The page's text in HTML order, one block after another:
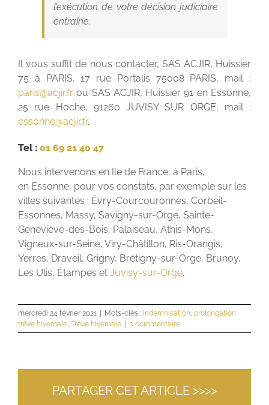
l’exécution de votre décision judiciaire
entraîne.
Il vous suffit de nous contacter, SAS ACJIR, Huissier
75 à PARIS, 17 rue Portalis 75008 PARIS, mail :
paris@acjir.fr ou SAS ACJIR, Huissier 91 en Essonne,
25 rue Hoche, 91260 JUVISY SUR ORGE, mail :
essonne@acjir.fr.
Tel : 01 69 21 40 47
Nous intervenons en Ile de France, à Paris,
en Essonne, pour vos constats, par exemple sur les
villes suivantes : Évry-Courcouronnes, Corbeil-
Essonnes, Massy, Savigny-sur-Orge, Sainte-
Geneviève-des-Bois, Palaiseau, Athis-Mons,
Vigneux-sur-Seine, Viry-Châtillon, Ris-Orangis,
Yerres, Draveil, Grigny, Brétigny-sur-Orge, Brunoy,
Les Ulis, Étampes et Juvisy-sur-Orge.
mercredi 24 février 2021 Mots-clés : indemnisation, prolongation
trêve hivernale, Trêve hivernale 0 commentaire
PARTAGER CET ARTICLE >>>>